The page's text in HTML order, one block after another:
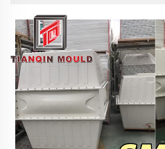
konusundaki uzmanlığımızı